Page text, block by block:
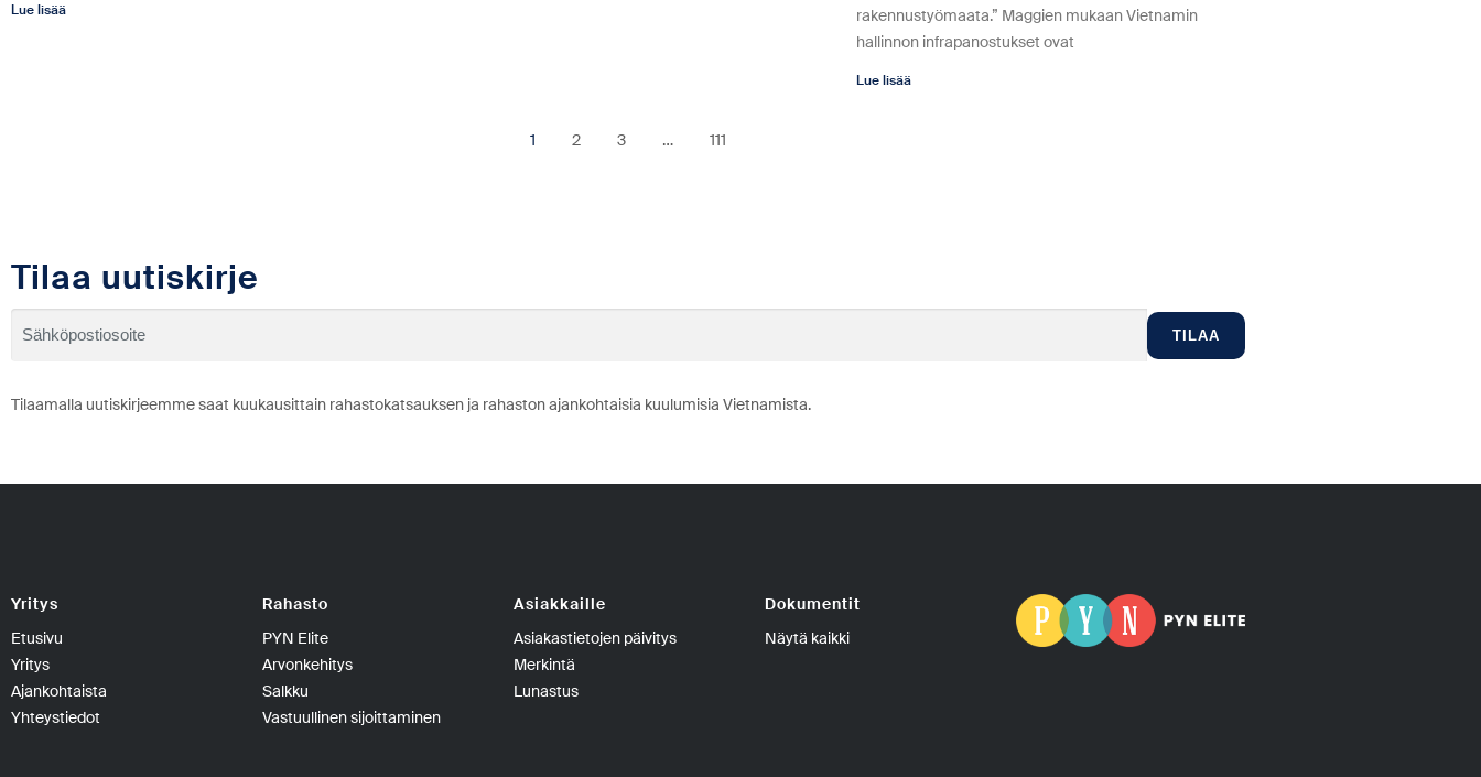
Lue lisää
rakennustyömaata.” Maggien mukaan Vietnamin
hallinnon infrapanostukset ovat
Lue lisää
1 2 3 … 111
Tilaa uutiskirje
Tilaamalla uutiskirjeemme saat kuukausittain rahastokatsauksen ja rahaston ajankohtaisia kuulumisia Vietnamista.
Yritys
Etusivu
Yritys
Ajankohtaista
Yhteystiedot
Rahasto
PYN Elite
Arvonkehitys
Salkku
Vastuullinen sijoittaminen
Asiakkaille
Asiakastietojen päivitys
Merkintä
Lunastus
Dokumentit
Näytä kaikki